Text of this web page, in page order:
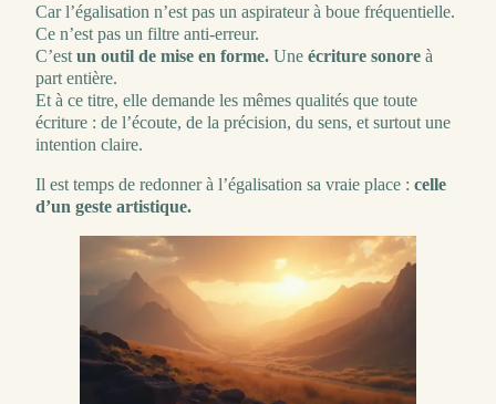
Car l’égalisation n’est pas un aspirateur à boue fréquentielle.
Ce n’est pas un filtre anti-erreur.
C’est un outil de mise en forme. Une écriture sonore à
part entière.
Et à ce titre, elle demande les mêmes qualités que toute
écriture : de l’écoute, de la précision, du sens, et surtout une
intention claire.
Il est temps de redonner à l’égalisation sa vraie place : celle
d’un geste artistique.